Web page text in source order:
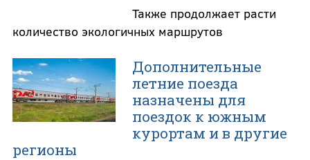
Также продолжает расти
количество экологичных маршрутов
Дополнительные
летние поезда
назначены для
поездок к южным
курортам и в другие
регионы